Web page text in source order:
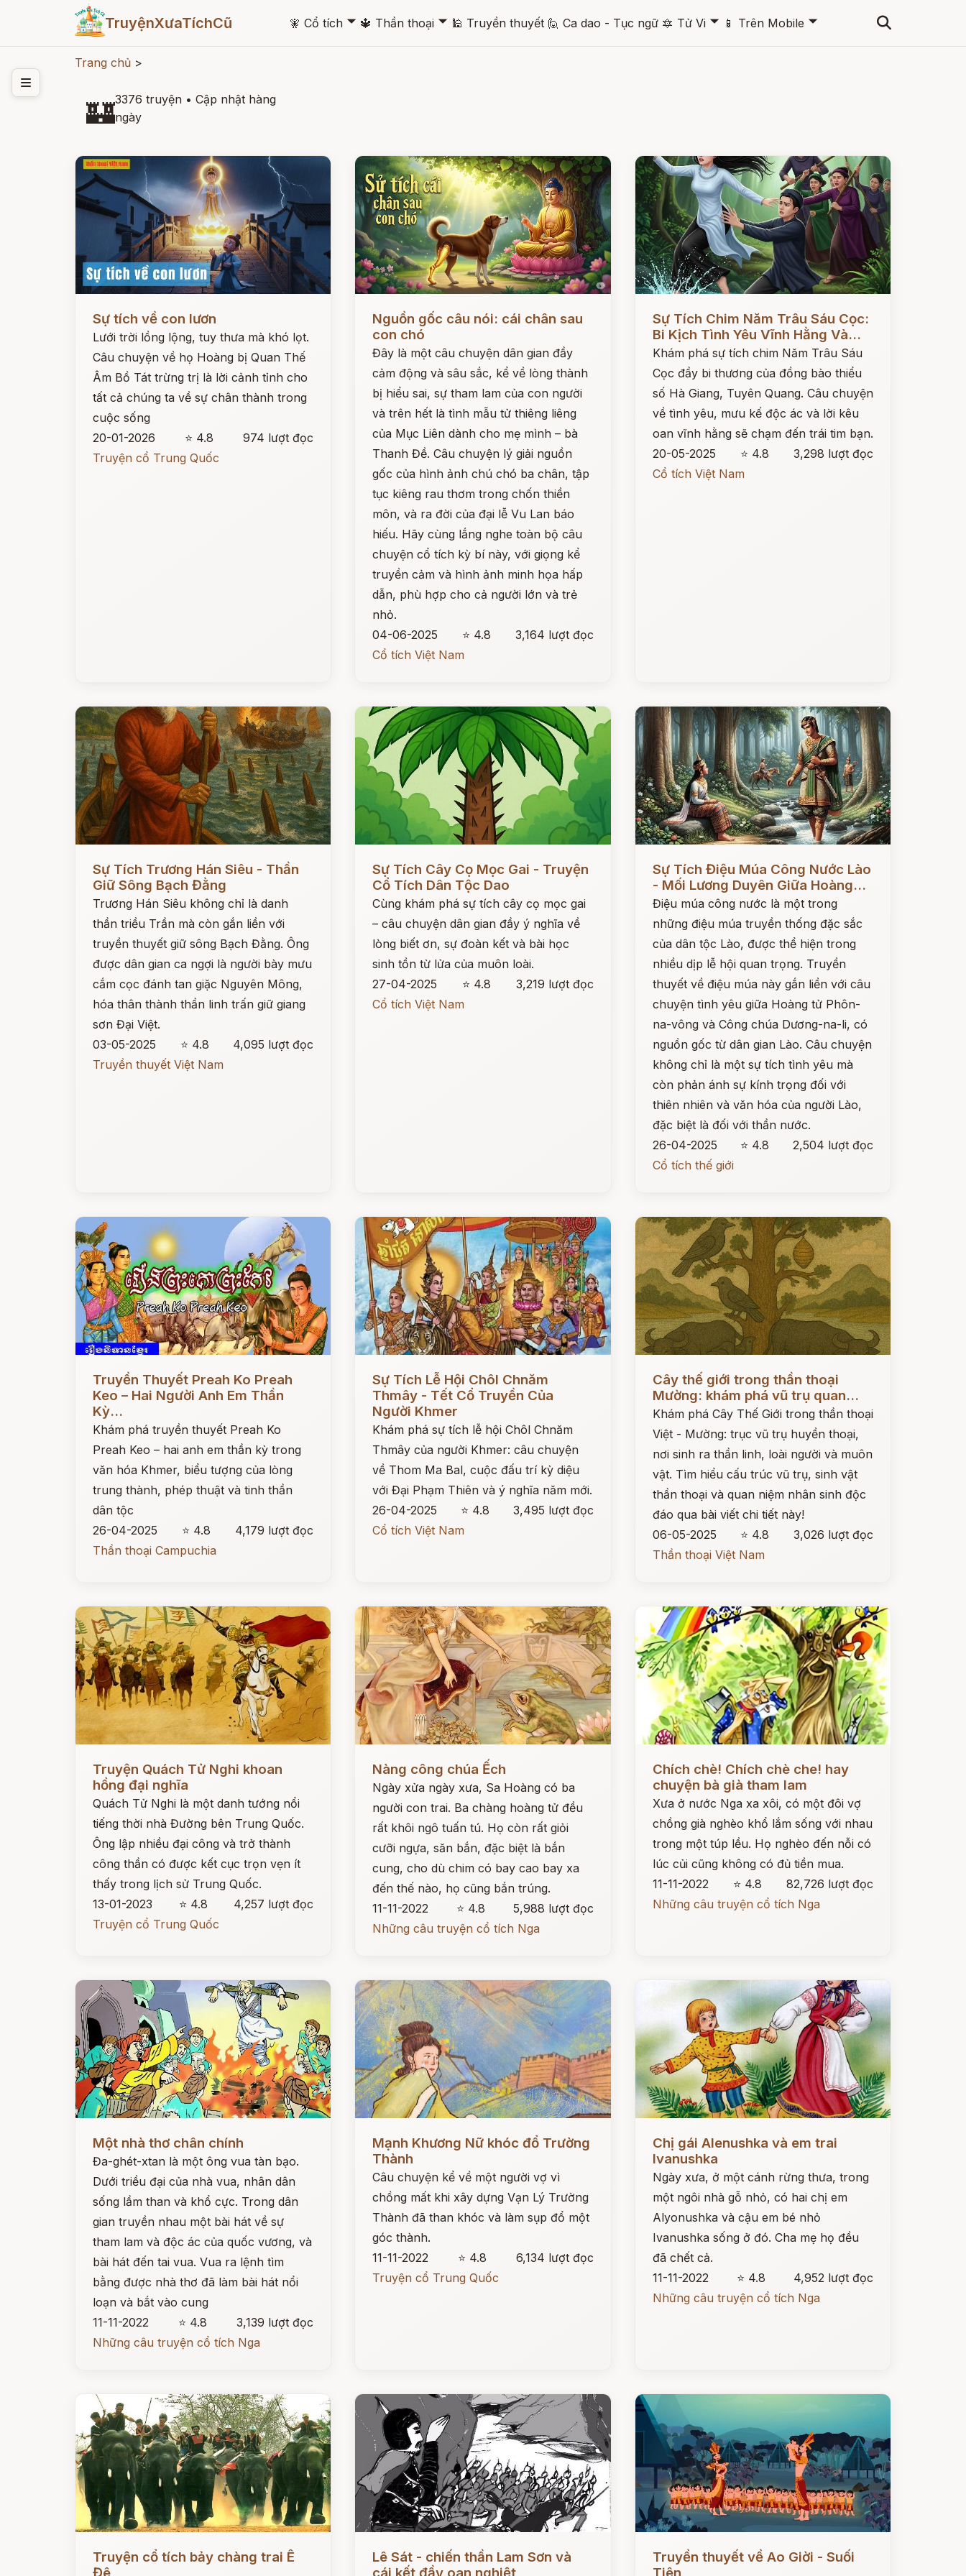
TruyệnXưaTíchCũ 🧚 Cổ tích 🞃 🔱 Thần thoại 🞃 🕌 Truyền thuyết 🙋 Ca dao - Tục ngữ 🔯 Tử Vi 🞃 📱 Trên Mobile 🞃
Trang chủ >
🏰3376 truyện • Cập nhật hàng
ngày
Sự tích về con lươn
Lưới trời lồng lộng, tuy thưa mà khó lọt.
Câu chuyện về họ Hoàng bị Quan Thế
Âm Bồ Tát trừng trị là lời cảnh tỉnh cho
tất cả chúng ta về sự chân thành trong
cuộc sống
20-01-2026
⭐ 4.8
974 lượt đọc
Truyện cổ Trung Quốc
Đọc ngay
Nguồn gốc câu nói: cái chân sau
con chó
Đây là một câu chuyện dân gian đầy
cảm động và sâu sắc, kể về lòng thành
bị hiểu sai, sự tham lam của con người
và trên hết là tình mẫu tử thiêng liêng
của Mục Liên dành cho mẹ mình – bà
Thanh Đề. Câu chuyện lý giải nguồn
gốc của hình ảnh chú chó ba chân, tập
tục kiêng rau thơm trong chốn thiền
môn, và ra đời của đại lễ Vu Lan báo
hiếu. Hãy cùng lắng nghe toàn bộ câu
chuyện cổ tích kỳ bí này, với giọng kể
truyền cảm và hình ảnh minh họa hấp
dẫn, phù hợp cho cả người lớn và trẻ
nhỏ.
04-06-2025
⭐ 4.8
3,164 lượt đọc
Cổ tích Việt Nam
Sự Tích Chim Năm Trâu Sáu Cọc:
Bi Kịch Tình Yêu Vĩnh Hằng Và...
Khám phá sự tích chim Năm Trâu Sáu
Cọc đầy bi thương của đồng bào thiểu
số Hà Giang, Tuyên Quang. Câu chuyện
về tình yêu, mưu kế độc ác và lời kêu
oan vĩnh hằng sẽ chạm đến trái tim bạn.
20-05-2025
⭐ 4.8
3,298 lượt đọc
Cổ tích Việt Nam
Sự Tích Trương Hán Siêu - Thần
Giữ Sông Bạch Đằng
Trương Hán Siêu không chỉ là danh
thần triều Trần mà còn gắn liền với
truyền thuyết giữ sông Bạch Đằng. Ông
được dân gian ca ngợi là người bày mưu
cắm cọc đánh tan giặc Nguyên Mông,
hóa thân thành thần linh trấn giữ giang
sơn Đại Việt.
03-05-2025
⭐ 4.8
4,095 lượt đọc
Truyền thuyết Việt Nam
Sự Tích Cây Cọ Mọc Gai - Truyện
Cổ Tích Dân Tộc Dao
Cùng khám phá sự tích cây cọ mọc gai
– câu chuyện dân gian đầy ý nghĩa về
lòng biết ơn, sự đoàn kết và bài học
sinh tồn từ lửa của muôn loài.
27-04-2025
⭐ 4.8
3,219 lượt đọc
Cổ tích Việt Nam
Sự Tích Điệu Múa Công Nước Lào
- Mối Lương Duyên Giữa Hoàng...
Điệu múa công nước là một trong
những điệu múa truyền thống đặc sắc
của dân tộc Lào, được thể hiện trong
nhiều dịp lễ hội quan trọng. Truyền
thuyết về điệu múa này gắn liền với câu
chuyện tình yêu giữa Hoàng tử Phôn-
na-vông và Công chúa Dương-na-li, có
nguồn gốc từ dân gian Lào. Câu chuyện
không chỉ là một sự tích tình yêu mà
còn phản ánh sự kính trọng đối với
thiên nhiên và văn hóa của người Lào,
đặc biệt là đối với thần nước.
26-04-2025
⭐ 4.8
2,504 lượt đọc
Cổ tích thế giới
Đọc ngay
Truyền Thuyết Preah Ko Preah
Keo – Hai Người Anh Em Thần
Kỳ...
Khám phá truyền thuyết Preah Ko
Preah Keo – hai anh em thần kỳ trong
văn hóa Khmer, biểu tượng của lòng
trung thành, phép thuật và tinh thần
dân tộc
26-04-2025
⭐ 4.8
4,179 lượt đọc
Thần thoại Campuchia
Sự Tích Lễ Hội Chôl Chnăm
Thmây - Tết Cổ Truyền Của
Người Khmer
Khám phá sự tích lễ hội Chôl Chnăm
Thmây của người Khmer: câu chuyện
về Thom Ma Bal, cuộc đấu trí kỳ diệu
với Đại Phạm Thiên và ý nghĩa năm mới.
26-04-2025
⭐ 4.8
3,495 lượt đọc
Cổ tích Việt Nam
Cây thế giới trong thần thoại
Mường: khám phá vũ trụ quan...
Khám phá Cây Thế Giới trong thần thoại
Việt - Mường: trục vũ trụ huyền thoại,
nơi sinh ra thần linh, loài người và muôn
vật. Tìm hiểu cấu trúc vũ trụ, sinh vật
thần thoại và quan niệm nhân sinh độc
đáo qua bài viết chi tiết này!
06-05-2025
⭐ 4.8
3,026 lượt đọc
Thần thoại Việt Nam
Truyện Quách Tử Nghi khoan
hồng đại nghĩa
Quách Tử Nghi là một danh tướng nổi
tiếng thời nhà Đường bên Trung Quốc.
Ông lập nhiều đại công và trở thành
công thần có được kết cục trọn vẹn ít
thấy trong lịch sử Trung Quốc.
13-01-2023
⭐ 4.8
4,257 lượt đọc
Truyện cổ Trung Quốc
Nàng công chúa Ếch
Ngày xửa ngày xưa, Sa Hoàng có ba
người con trai. Ba chàng hoàng tử đều
rất khôi ngô tuấn tú. Họ còn rất giỏi
cưỡi ngựa, săn bắn, đặc biệt là bắn
cung, cho dù chim có bay cao bay xa
đến thế nào, họ cũng bắn trúng.
11-11-2022
⭐ 4.8
5,988 lượt đọc
Những câu truyện cổ tích Nga
Chích chè! Chích chè che! hay
chuyện bà già tham lam
Xưa ở nước Nga xa xôi, có một đôi vợ
chồng già nghèo khổ lắm sống với nhau
trong một túp lều. Họ nghèo đến nỗi có
lúc củi cũng không có đủ tiền mua.
11-11-2022
⭐ 4.8
82,726 lượt đọc
Những câu truyện cổ tích Nga
Một nhà thơ chân chính
Đa-ghét-xtan là một ông vua tàn bạo.
Dưới triều đại của nhà vua, nhân dân
sống lầm than và khổ cực. Trong dân
gian truyền nhau một bài hát về sự
tham lam và độc ác của quốc vương, và
bài hát đến tai vua. Vua ra lệnh tìm
bằng được nhà thơ đã làm bài hát nổi
loạn và bắt vào cung
11-11-2022
⭐ 4.8
3,139 lượt đọc
Những câu truyện cổ tích Nga
Mạnh Khương Nữ khóc đổ Trường
Thành
Câu chuyện kể về một người vợ vì
chồng mất khi xây dựng Vạn Lý Trường
Thành đã than khóc và làm sụp đổ một
góc thành.
11-11-2022
⭐ 4.8
6,134 lượt đọc
Truyện cổ Trung Quốc
Chị gái Alenushka và em trai
Ivanushka
Ngày xưa, ở một cánh rừng thưa, trong
một ngôi nhà gỗ nhỏ, có hai chị em
Alyonushka và cậu em bé nhỏ
Ivanushka sống ở đó. Cha mẹ họ đều
đã chết cả.
11-11-2022
⭐ 4.8
4,952 lượt đọc
Những câu truyện cổ tích Nga
Truyện cổ tích bảy chàng trai Ê
Lê Sát - chiến thần Lam Sơn và
Đọc ngay
Truyền thuyết về Ao Giời - Suối